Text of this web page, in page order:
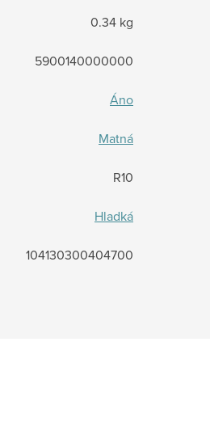
0.34 kg
5900140000000
Áno
Matná
R10
Hladká
104130300404700